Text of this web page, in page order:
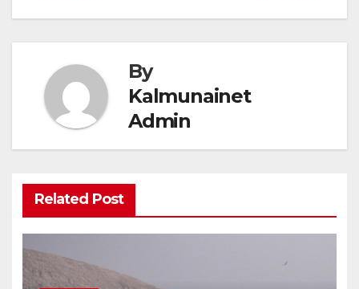
By
Kalmunainet
Admin
Related Post